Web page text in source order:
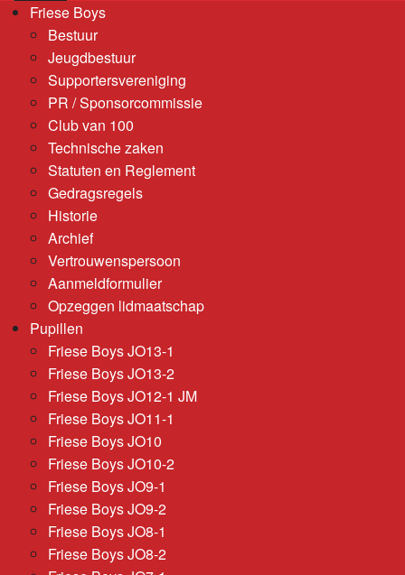
Friese Boys
Bestuur
Jeugdbestuur
Supportersvereniging
PR / Sponsorcommissie
Club van 100
Technische zaken
Statuten en Reglement
Gedragsregels
Historie
Archief
Vertrouwenspersoon
Aanmeldformulier
Opzeggen lidmaatschap
Pupillen
Friese Boys JO13-1
Friese Boys JO13-2
Friese Boys JO12-1 JM
Friese Boys JO11-1
Friese Boys JO10
Friese Boys JO10-2
Friese Boys JO9-1
Friese Boys JO9-2
Friese Boys JO8-1
Friese Boys JO8-2